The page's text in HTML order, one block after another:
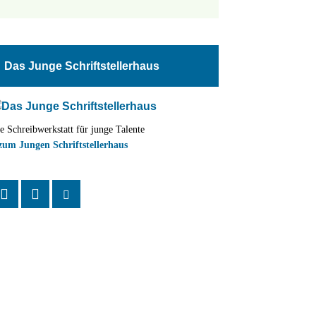
Das Junge Schriftstellerhaus
Schreibwerkstatt für junge Talente
Jungen Schriftstellerhaus